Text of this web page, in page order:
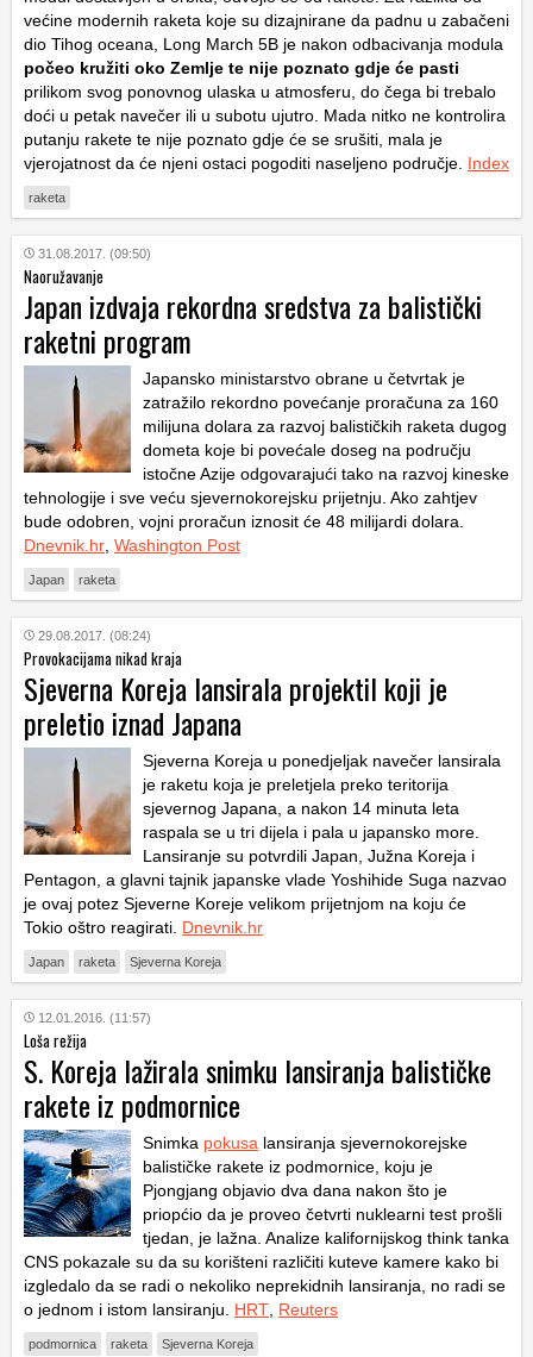
većine modernih raketa koje su dizajnirane da padnu u zabačeni
dio Tihog oceana, Long March 5B je nakon odbacivanja modula
počeo kružiti oko Zemlje te nije poznato gdje će pasti
prilikom svog ponovnog ulaska u atmosferu, do čega bi trebalo
doći u petak navečer ili u subotu ujutro. Mada nitko ne kontrolira
putanju rakete te nije poznato gdje će se srušiti, mala je
vjerojatnost da će njeni ostaci pogoditi naseljeno područje. Index
raketa
31.08.2017. (09:50)
Naoružavanje
Japan izdvaja rekordna sredstva za balistički
raketni program
Japansko ministarstvo obrane u četvrtak je
zatražilo rekordno povećanje proračuna za 160
milijuna dolara za razvoj balističkih raketa dugog
dometa koje bi povećale doseg na području
istočne Azije odgovarajući tako na razvoj kineske
tehnologije i sve veću sjevernokorejsku prijetnju. Ako zahtjev
bude odobren, vojni proračun iznosit će 48 milijardi dolara.
Dnevnik.hr, Washington Post
Japan raketa
29.08.2017. (08:24)
Provokacijama nikad kraja
Sjeverna Koreja lansirala projektil koji je
preletio iznad Japana
Sjeverna Koreja u ponedjeljak navečer lansirala
je raketu koja je preletjela preko teritorija
sjevernog Japana, a nakon 14 minuta leta
raspala se u tri dijela i pala u japansko more.
Lansiranje su potvrdili Japan, Južna Koreja i
Pentagon, a glavni tajnik japanske vlade Yoshihide Suga nazvao
je ovaj potez Sjeverne Koreje velikom prijetnjom na koju će
Tokio oštro reagirati. Dnevnik.hr
Japan raketa Sjeverna Koreja
12.01.2016. (11:57)
Loša režija
S. Koreja lažirala snimku lansiranja balističke
rakete iz podmornice
Snimka pokusa lansiranja sjevernokorejske
balističke rakete iz podmornice, koju je
Pjongjang objavio dva dana nakon što je
priopćio da je proveo četvrti nuklearni test prošli
tjedan, je lažna. Analize kalifornijskog think tanka
CNS pokazale su da su korišteni različiti kuteve kamere kako bi
izgledalo da se radi o nekoliko neprekidnih lansiranja, no radi se
o jednom i istom lansiranju. HRT, Reuters
podmornica raketa Sjeverna Koreja